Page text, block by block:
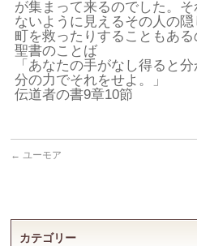
が集まって来るのでした。
ないように見えるその人の
町を救ったりすることもある
聖書のことば
「あなたの手がなし得ると
分の力でそれをせよ。」
伝道者の書9章10節
← ユーモア
カテゴリー